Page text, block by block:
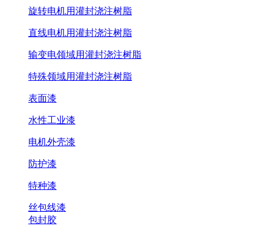
旋转电机用灌封浇注树脂
直线电机用灌封浇注树脂
输变电领域用灌封浇注树脂
特殊领域用灌封浇注树脂
表面漆
水性工业漆
电机外壳漆
防护漆
特种漆
丝包线漆
包封胶